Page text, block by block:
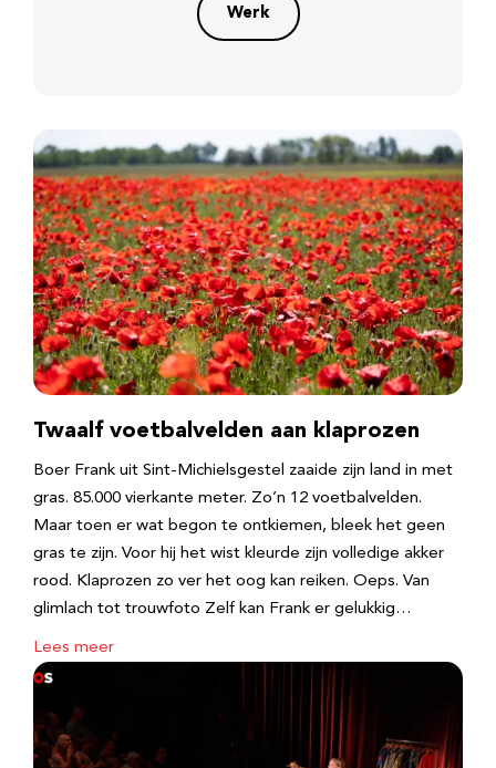
Werk
Twaalf voetbalvelden aan klaprozen
Boer Frank uit Sint-Michielsgestel zaaide zijn land in met
gras. 85.000 vierkante meter. Zo’n 12 voetbalvelden.
Maar toen er wat begon te ontkiemen, bleek het geen
gras te zijn. Voor hij het wist kleurde zijn volledige akker
rood. Klaprozen zo ver het oog kan reiken. Oeps. Van
glimlach tot trouwfoto Zelf kan Frank er gelukkig…
Lees meer